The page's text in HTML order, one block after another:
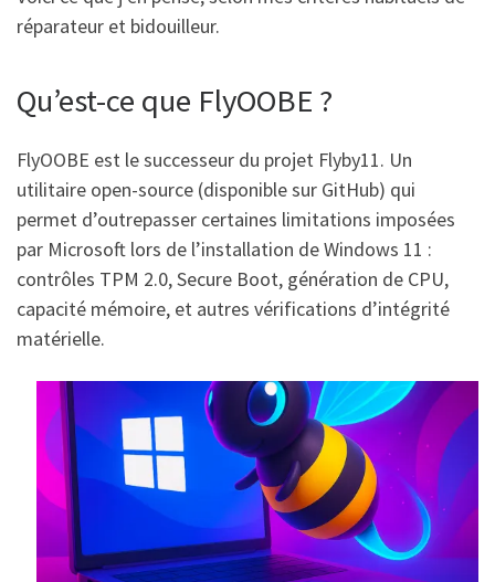
réparateur et bidouilleur.
Qu’est-ce que FlyOOBE ?
FlyOOBE est le successeur du projet Flyby11. Un
utilitaire open-source (disponible sur GitHub) qui
permet d’outrepasser certaines limitations imposées
par Microsoft lors de l’installation de Windows 11 :
contrôles TPM 2.0, Secure Boot, génération de CPU,
capacité mémoire, et autres vérifications d’intégrité
matérielle.